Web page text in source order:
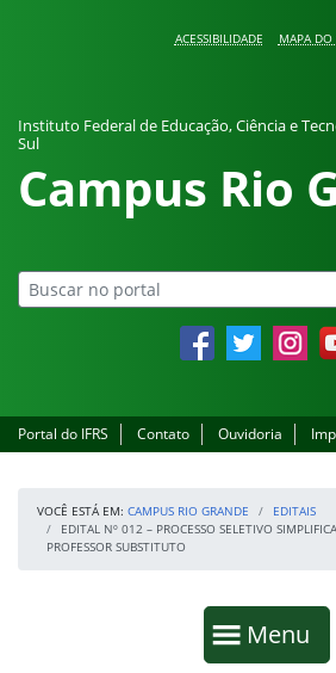
ACESSIBILIDADE MAPA DO
Instituto Federal de Educação, Ciência e
Sul
Campus Rio
Facebook Twitter Instagram
Portal do IFRS Contato Ouvidoria
VOCÊ ESTÁ EM: CAMPUS RIO GRANDE
EDITAIS
EDITAL Nº 012 – PROCESSO SELETIVO
PROFESSOR SUBSTITUTO
Mostrar
Menu